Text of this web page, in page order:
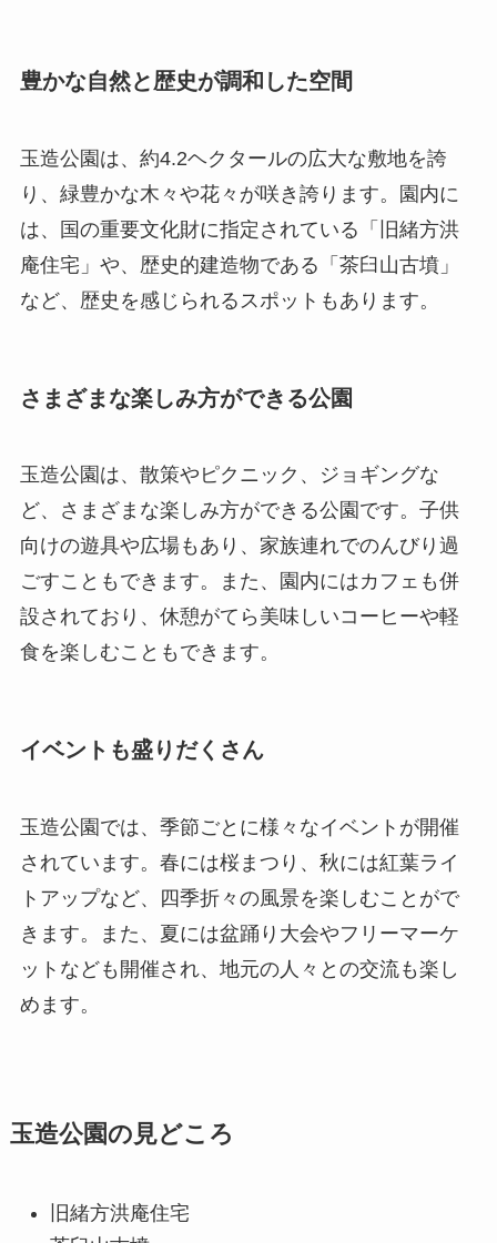
豊かな自然と歴史が調和した空間
玉造公園は、約4.2ヘクタールの広大な敷地を誇
り、緑豊かな木々や花々が咲き誇ります。園内に
は、国の重要文化財に指定されている「旧緒方洪
庵住宅」や、歴史的建造物である「茶臼山古墳」
など、歴史を感じられるスポットもあります。
さまざまな楽しみ方ができる公園
玉造公園は、散策やピクニック、ジョギングな
ど、さまざまな楽しみ方ができる公園です。子供
向けの遊具や広場もあり、家族連れでのんびり過
ごすこともできます。また、園内にはカフェも併
設されており、休憩がてら美味しいコーヒーや軽
食を楽しむこともできます。
イベントも盛りだくさん
玉造公園では、季節ごとに様々なイベントが開催
されています。春には桜まつり、秋には紅葉ライ
トアップなど、四季折々の風景を楽しむことがで
きます。また、夏には盆踊り大会やフリーマーケ
ットなども開催され、地元の人々との交流も楽し
めます。
玉造公園の見どころ
旧緒方洪庵住宅